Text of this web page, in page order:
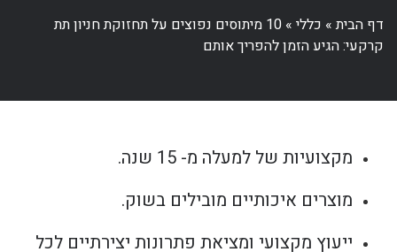
דף הבית» כללי»
10 מיתוסים נפוצים על תחזוקת חניון תת
קרקעי: הגיע הזמן להפריך אותם
מקצועיות של למעלה מ- 15 שנה.
מוצרים איכותיים מובילים בשוק.
ייעוץ מקצועי ומציאת פתרונות יצירתיים לכל